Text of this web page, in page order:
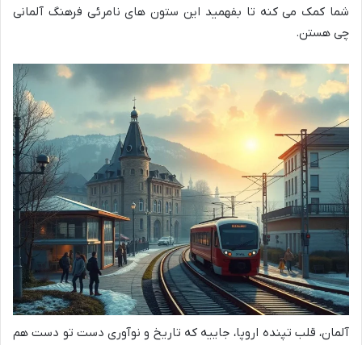
شما کمک می کنه تا بفهمید این ستون های نامرئی فرهنگ آلمانی
چی هستن.
آلمان، قلب تپنده اروپا، جاییه که تاریخ و نوآوری دست تو دست هم